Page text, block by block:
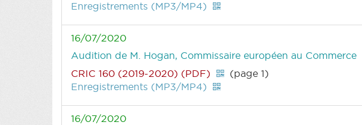
Enregistrements (MP3/MP4)
16/07/2020
Audition de M. Hogan, Commissaire européen au Commerce
CRIC 160 (2019-2020) (PDF)
(page 1)
Enregistrements (MP3/MP4)
16/07/2020